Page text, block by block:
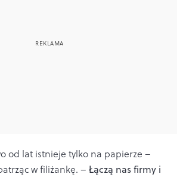
od lat istnieje tylko na papierze –
w filiżankę. – Łączą nas firmy i